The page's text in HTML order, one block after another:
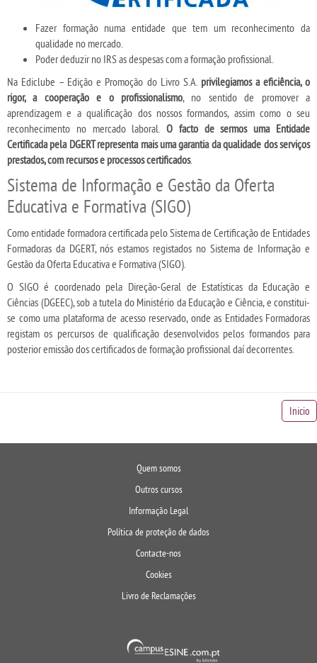
Fazer formação numa entidade que tem um reconhecimento da
qualidade no mercado.
Poder deduzir no IRS as despesas com a formação profissional.
Na Ediclube – Edição e Promoção do Livro S.A. privilegiamos a eficiência, o
rigor, a cooperação e o profissionalismo, no sentido de promover a
aprendizagem e a qualificação dos nossos formandos, assim como o seu
reconhecimento no mercado laboral.O facto de sermos uma Entidade
Certificada pela DGERT representa mais uma garantia da qualidade dos serviços
prestados, com recursos e processos certificados.
Sistema de Informação e Gestão da Oferta
Educativa e Formativa (SIGO)
Como entidade formadora certificada pelo Sistema de Certificação de Entidades
Formadoras da DGERT, nós estamos registados no Sistema de Informação e
Gestão da Oferta Educativa e Formativa (SIGO).
O SIGO é coordenado pela Direção-Geral de Estatísticas da Educação e
Ciências (DGEEC), sob a tutela do Ministério da Educação e Ciência, e constitui-
se como uma plataforma de acesso reservado, onde as Entidades Formadoras
registam os percursos de qualificação desenvolvidos pelos formandos para
posterior emissão dos certificados de formação profissional daí decorrentes.
Inicio
Quem somos
Outros cursos
Informação Legal
Política de proteção de dados
Contacte-nos
Cookies
Livro de Reclamações